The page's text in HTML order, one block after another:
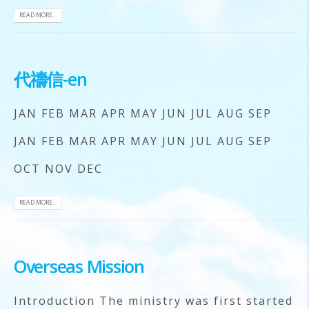
READ MORE...
代禱信-en
JAN FEB MAR APR MAY JUN JUL AUG SEP
JAN FEB MAR APR MAY JUN JUL AUG SEP
OCT NOV DEC
READ MORE...
Overseas Mission
Introduction The ministry was first started